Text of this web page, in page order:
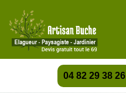
04 82 29 38 26